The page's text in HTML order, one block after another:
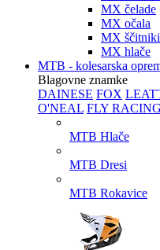
MX čelade
MX očala
MX ščitniki
MX hlače
MTB - kolesarska
Blagovne znamke
DAINESE FOX
O'NEAL FLY RACING
MTB Hlače
MTB Dresi
MTB Rokavice